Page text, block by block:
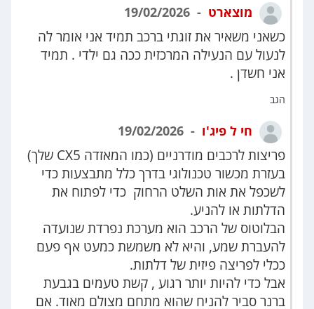
מוצארט
כשאני משאיר את זוגתי ברכב תמיד אני אומר לה
לנעול עם הנעילה המרכזית ככה גם ילדי . תמיד
אני חשדן .
הגב
חי ל פיג'ו
פריצות לרכבים מודרניים (כמו המאזדה CX5 שלך)
בעזרת מכשור טכנולוגי בדרך כלל מתבצעות כדי
לשכפל את אות השלט הרחוק כדי לפתוח את
הדלתות או להניע.
הבלוטוס של הרכב הוא מערכת נפרדת שנועדה
להעברת שמע, והיא לא משמשת כמעט אף פעם
ככלי לפריצה פיזית של דלתות.
אבל כדי להיות יותר רגוע , קשת טעמים בגבעת
ברנר סביר להניח שהוא מתחם מצולם מאוד. אם